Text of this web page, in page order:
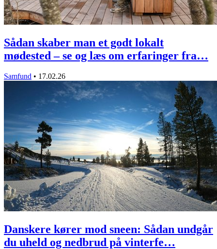
Sådan skaber man et godt lokalt
mødested – se og læs om erfaringer fra…
Samfund • 17.02.26
Danskere kører mod sneen: Sådan undgår
du uheld og nedbrud på vinterfe…